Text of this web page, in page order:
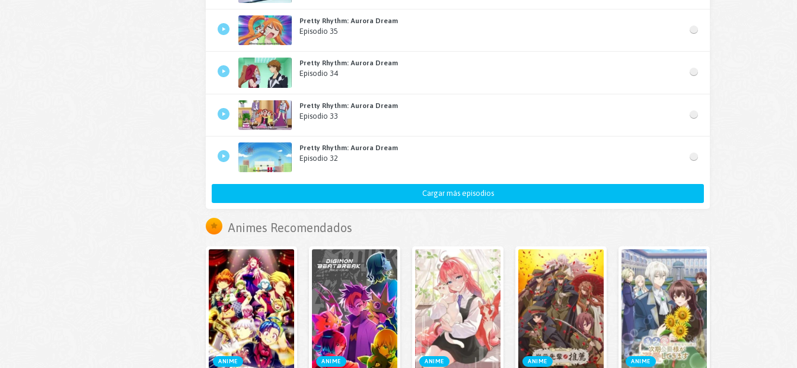
Pretty Rhythm: Aurora Dream
Episodio 35
Pretty Rhythm: Aurora Dream
Episodio 34
Pretty Rhythm: Aurora Dream
Episodio 33
Pretty Rhythm: Aurora Dream
Episodio 32
Cargar más episodios
Animes Recomendados
ANIME ANIME ANIME ANIME ANIME